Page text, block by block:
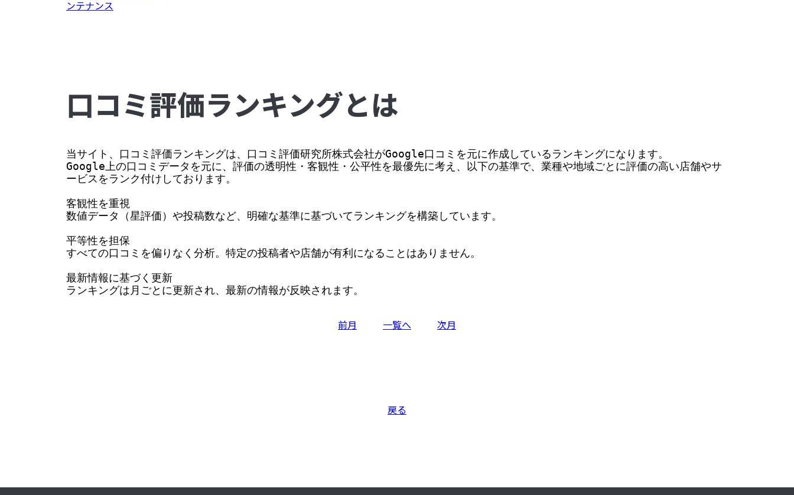
ンテナンス
⼝コミ評価ランキングとは
当サイト、口コミ評価ランキングは、口コミ評価研究所株式会社がGoogle口コミを元に作成しているランキングになります。
Google上の口コミデータを元に、評価の透明性・客観性・公平性を最優先に考え、以下の基準で、業種や地域ごとに評価の高い店舗やサ
ービスをランク付けしております。
客観性を重視
数値データ（星評価）や投稿数など、明確な基準に基づいてランキングを構築しています。
平等性を担保
すべての口コミを偏りなく分析。特定の投稿者や店舗が有利になることはありません。
最新情報に基づく更新
ランキングは月ごとに更新され、最新の情報が反映されます。
前月 一覧へ 次月
戻る